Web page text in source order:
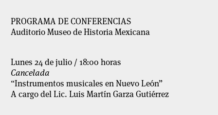
PROGRAMA DE CONFERENCIAS
Auditorio Museo de Historia Mexicana
Lunes 24 de julio / 18:00 horas
Cancelada
“Instrumentos musicales en Nuevo León”
A cargo del Lic. Luis Martín Garza Gutiérrez